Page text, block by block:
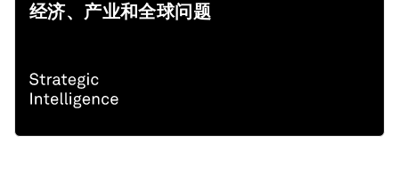
经济、产业和全球问题